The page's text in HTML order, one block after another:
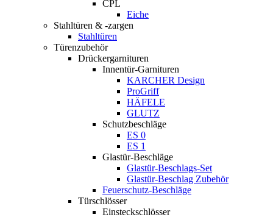
CPL
Eiche
Stahltüren & -zargen
Stahltüren
Türenzubehör
Drückergarnituren
Innentür-Garnituren
KARCHER Design
ProGriff
HÄFELE
GLUTZ
Schutzbeschläge
ES 0
ES 1
Glastür-Beschläge
Glastür-Beschlags-Set
Glastür-Beschlag Zubehör
Feuerschutz-Beschläge
Türschlösser
Einsteckschlösser